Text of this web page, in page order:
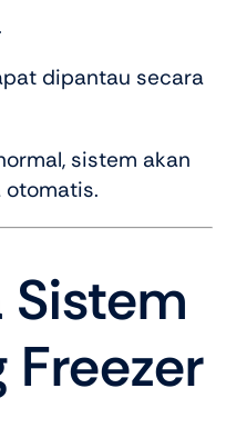
dipantau secara
sistem akan
otomatis.
Sistem